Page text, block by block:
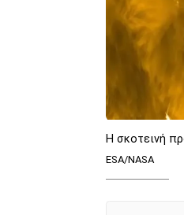
Η σκοτεινή
ESA/NASA